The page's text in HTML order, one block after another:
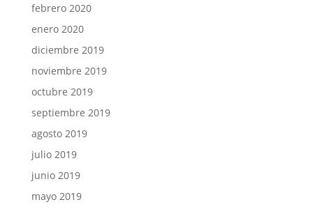
febrero 2020
enero 2020
diciembre 2019
noviembre 2019
octubre 2019
septiembre 2019
agosto 2019
julio 2019
junio 2019
mayo 2019